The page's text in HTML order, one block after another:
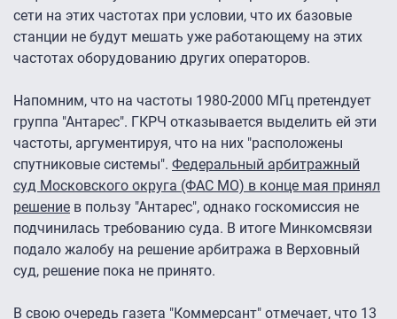
сети на этих частотах при условии, что их базовые
станции не будут мешать уже работающему на этих
частотах оборудованию других операторов.
Напомним, что на частоты 1980-2000 МГц претендует
группа "Антарес". ГКРЧ отказывается выделить ей эти
частоты, аргументируя, что на них "расположены
спутниковые системы". Федеральный арбитражный
суд Московского округа (ФАС МО) в конце мая принял
решение в пользу "Антарес", однако госкомиссия не
подчинилась требованию суда. В итоге Минкомсвязи
подало жалобу на решение арбитража в Верховный
суд, решение пока не принято.
В свою очередь газета "Коммерсант" отмечает, что 13